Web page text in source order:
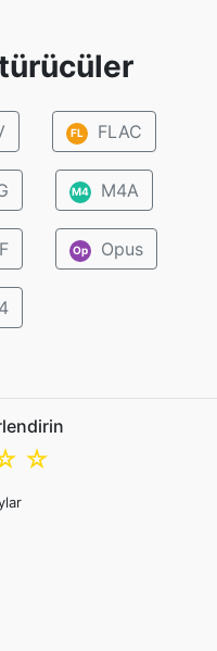
FL FLAC
M4 M4A
Op Opus
☆